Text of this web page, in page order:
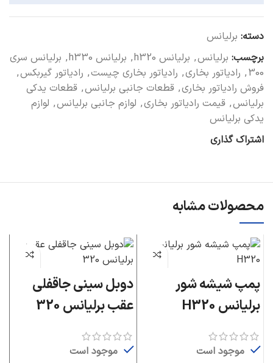
دسته: برلیانس
برچسب: برلیانس, برلیانس h320 , برلیانس h330 , برلیانس سری
300
, رادیاتور بخاری, رادیاتور بخاری چیست, رادیاتور گیربکس,
فروش رادیاتور بخاری, قطعات جانبی برلیانس, قطعات یدکی
برلیانس, قیمت رادیاتور بخاری, لوازم جانبی برلیانس, لوازم
یدکی برلیانس
اشتراک گذاری
محصولات مشابه
پمپ شیشه شور
برلیانس H320
موجود است
دوبل سینی جاقفلی
عقب برلیانس 320
موجود است